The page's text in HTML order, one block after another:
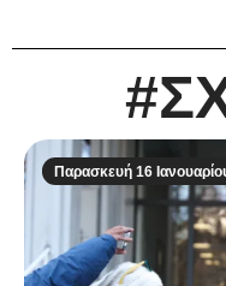
Παρασκευή 16